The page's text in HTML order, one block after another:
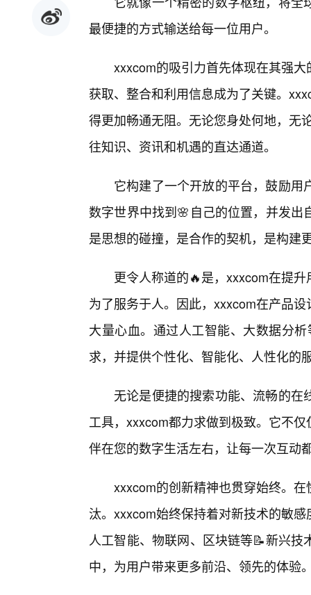
最便捷的方式输送给每一位用户。
xxxcom的吸引力首先体现在其强
获取、整合和利用信息成为了关键。
得更加畅通无阻。无论您身处何地，无
往知识、资讯和机遇的直达通道。
它构建了一个开放的平台，鼓励
数字世界中找到🌸自己的位置，并发
是思想的碰撞，是合作的契机，是构建
更令人称道的🔥是，xxxcom在提
为了服务于人。因此，xxxcom在产品
大量心血。通过人工智能、大数据分
求，并提供个性化、智能化、人性化的
无论是便捷的搜索功能、流畅的
工具，xxxcom都力求做到极致。它不
伴在您的数字生活左右，让每一次互动
xxxcom的创新精神也贯穿始终。
汰。xxxcom始终保持着对新技术的敏
人工智能、物联网、区块链等📝新兴
中，为用户带来更多前沿、领先的体验